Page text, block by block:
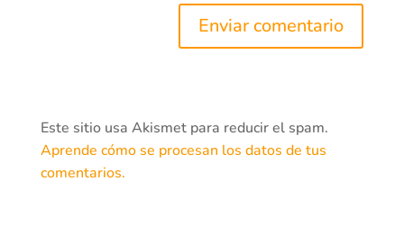
Este sitio usa Akismet para reducir el spam.
Aprende cómo se procesan los datos de tus
comentarios.